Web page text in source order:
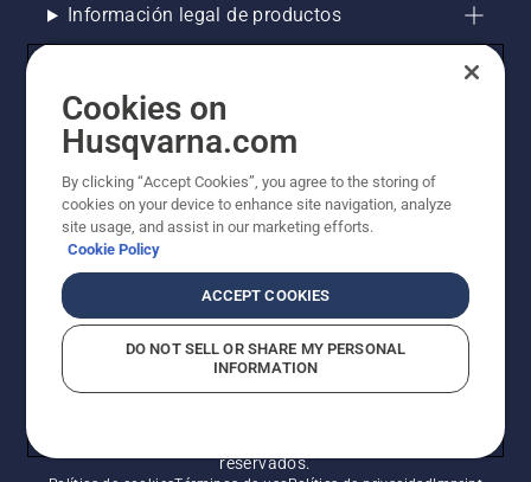
Información legal de productos
Compliance
Otros sitios de Husqvarna
reservados.
Cookies on
Husqvarna.com
By clicking “Accept Cookies”, you agree to the storing of
cookies on your device to enhance site navigation, analyze
site usage, and assist in our marketing efforts.
Cookie Policy
ACCEPT COOKIES
DO NOT SELL OR SHARE MY PERSONAL
INFORMATION